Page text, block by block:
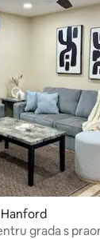
grada s